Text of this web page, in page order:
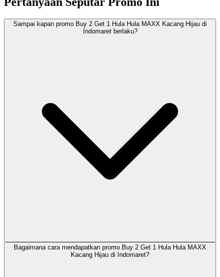
Sampai kapan promo Buy 2 Get 1 Hula Hula MAXX Kacang Hijau di
Indomaret berlaku?
Bagaimana cara mendapatkan promo Buy 2 Get 1 Hula Hula MAXX
Kacang Hijau di Indomaret?